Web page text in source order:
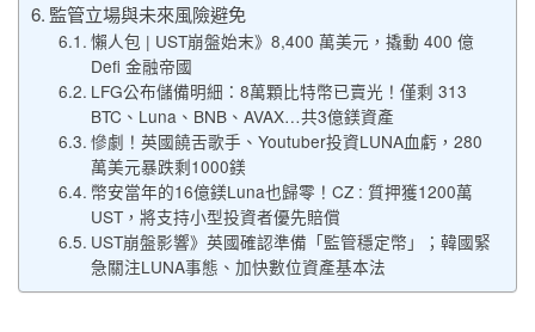
監管立場與未來風險避免
懶人包 | UST崩盤始末》8,400 萬美元，撬動 400 億
Defi 金融帝國
LFG公布儲備明細：8萬顆比特幣已賣光！僅剩 313
BTC、Luna、BNB、AVAX…共3億鎂資產
慘劇！英國饒舌歌手、Youtuber投資LUNA血虧，280
萬美元暴跌剩1000鎂
幣安當年的16億鎂Luna也歸零！CZ : 質押獲1200萬
UST，將支持小型投資者優先賠償
UST崩盤影響》英國確認準備「監管穩定幣」；韓國緊
急關注LUNA事態、加快數位資產基本法